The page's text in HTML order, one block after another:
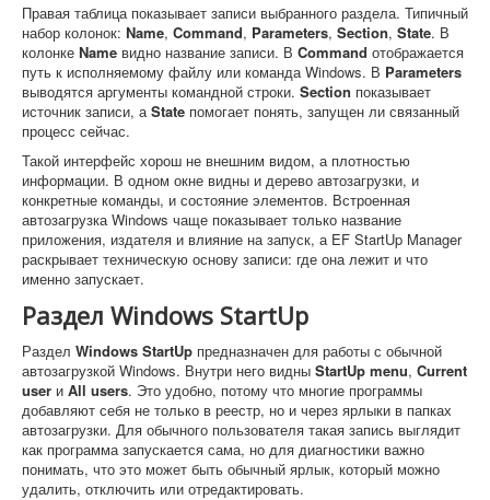
Правая таблица показывает записи выбранного раздела. Типичный
набор колонок: Name, Command, Parameters, Section, State. В
колонке Name видно название записи. В Command отображается
путь к исполняемому файлу или команда Windows. В Parameters
выводятся аргументы командной строки. Section показывает
источник записи, а State помогает понять, запущен ли связанный
процесс сейчас.
Такой интерфейс хорош не внешним видом, а плотностью
информации. В одном окне видны и дерево автозагрузки, и
конкретные команды, и состояние элементов. Встроенная
автозагрузка Windows чаще показывает только название
приложения, издателя и влияние на запуск, а EF StartUp Manager
раскрывает техническую основу записи: где она лежит и что
именно запускает.
Раздел Windows StartUp
Раздел Windows StartUp предназначен для работы с обычной
автозагрузкой Windows. Внутри него видны StartUp menu, Current
user и All users. Это удобно, потому что многие программы
добавляют себя не только в реестр, но и через ярлыки в папках
автозагрузки. Для обычного пользователя такая запись выглядит
как программа запускается сама, но для диагностики важно
понимать, что это может быть обычный ярлык, который можно
удалить, отключить или отредактировать.